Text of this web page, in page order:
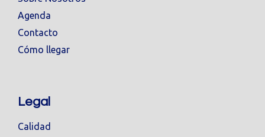
Agenda
Contacto
Cómo llegar
Legal
Calidad